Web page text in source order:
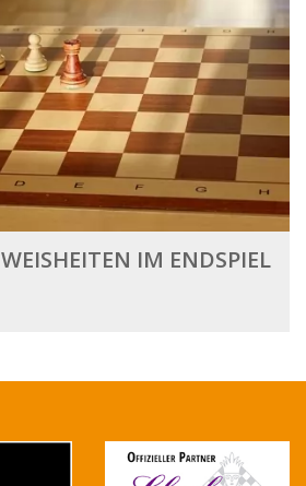
WEISHEITEN IM ENDSPIEL